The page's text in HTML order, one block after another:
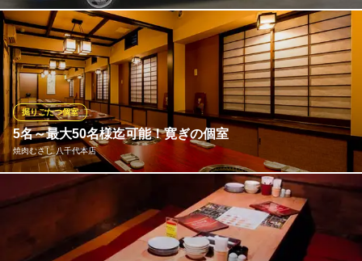
10名様以上のご利用で無料送迎致します。 ご利用人数やご予算、
送迎範囲などで条件が異なりますので、詳細はご予約時にお問い
合わせ下さい。 アルコールを嗜まれる際は、送迎バスのご利用が
安心です。
かに料理 八千代甲羅本店
慶事 法事 各種宴会
東葉高速線八千代緑ヶ丘駅 徒歩15分
千葉県八千代市大和田新田466-4
5名～最大50名様迄可能！寛ぎの個室
焼肉むさし 八千代本店
掘りごたつ個室
落ち着いた雰囲気で寛げる和個室を多数ご用意。つなげれば最大5
0名様までの宴会が可能です。企業宴会や、地域のお集まりはもち
ろん、法事等の親族のお集まり、同窓会、歓送迎会などさまざま
なシーンにご利用ください。足を伸ばしてお寛ぎいただける掘り